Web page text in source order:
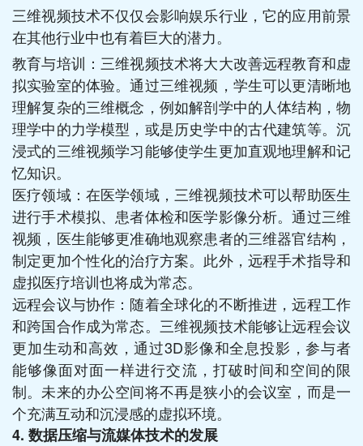
三维视频技术不仅仅会影响娱乐行业，它的应用前景
在其他行业中也有着巨大的潜力。
教育与培训：三维视频技术将大大改善远程教育和虚
拟实验室的体验。通过三维视频，学生可以更清晰地
理解复杂的三维概念，例如解剖学中的人体结构，物
理学中的力学模型，或是历史学中的古代建筑等。沉
浸式的三维视频学习能够使学生更加直观地理解和记
忆知识。
医疗领域：在医学领域，三维视频技术可以帮助医生
进行手术模拟、患者体检和医学影像分析。通过三维
视频，医生能够更准确地观察患者的三维器官结构，
制定更加个性化的治疗方案。此外，远程手术指导和
虚拟医疗培训也将成为常态。
远程会议与协作：随着全球化的不断推进，远程工作
和跨国合作成为常态。三维视频技术能够让远程会议
更加生动和高效，通过3D影像和全息投影，参与者
能够像面对面一样进行交流，打破时间和空间的限
制。未来的办公空间将不再是狭小的会议室，而是一
个充满互动和沉浸感的虚拟环境。
4. 数据压缩与流媒体技术的发展